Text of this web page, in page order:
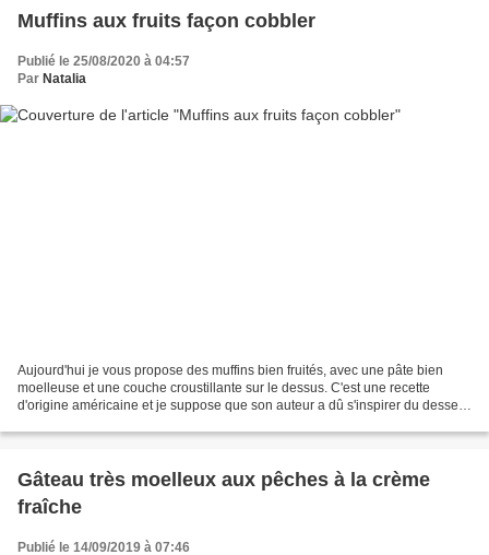
Muffins aux fruits façon cobbler
Publié le 25/08/2020 à 04:57
Par Natalia
Aujourd'hui je vous propose des muffins bien fruités, avec une pâte bien
moelleuse et une couche croustillante sur le dessus. C'est une recette
d'origine américaine et je suppose que son auteur a dû s'inspirer du dessert
Gâteau très moelleux aux pêches à la crème
fraîche
Publié le 14/09/2019 à 07:46